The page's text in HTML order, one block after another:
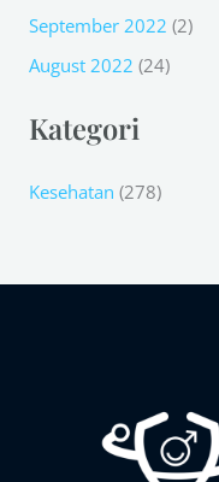
September 2022 (2)
August 2022 (24)
Kategori
Kesehatan (278)